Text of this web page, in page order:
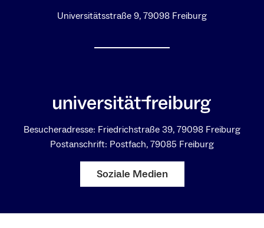
Universitätsstraße 9, 79098 Freiburg
Besucheradresse: Friedrichstraße 39, 79098 Freiburg
Postanschrift: Postfach, 79085 Freiburg
Soziale Medien